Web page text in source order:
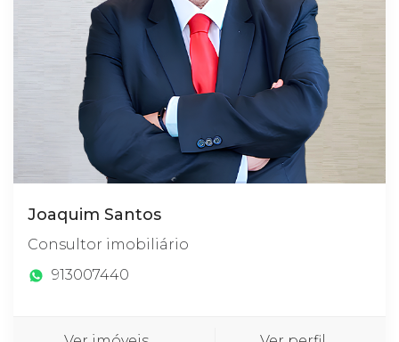
Joaquim Santos
Consultor imobiliário
913007440